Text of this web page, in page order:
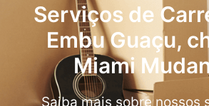
Serviços de
Embu Guaçu,
Miami
Saiba mais sobre nossos